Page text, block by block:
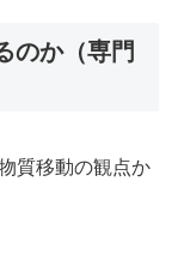
のか（専門
質移動の観点か